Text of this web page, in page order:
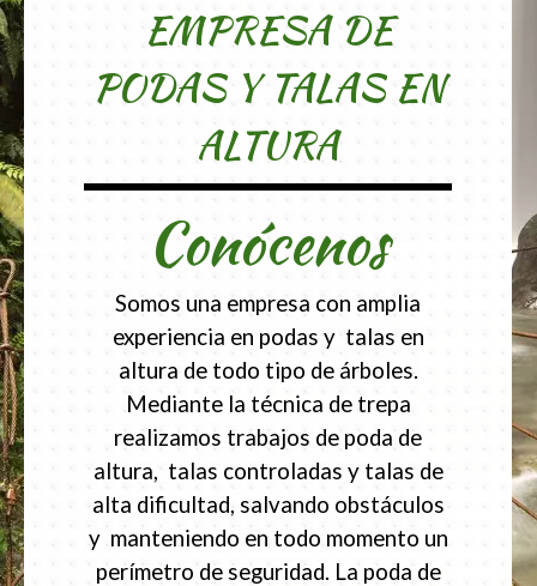
EMPRESA DE
PODAS Y TALAS EN
ALTURA
Conócenos
Somos una empresa con amplia
experiencia en podas y talas en
altura de todo tipo de árboles.
Mediante la técnica de trepa
realizamos trabajos de poda de
altura, talas controladas y talas de
alta dificultad, salvando obstáculos
y manteniendo en todo momento un
perímetro de seguridad. La poda de